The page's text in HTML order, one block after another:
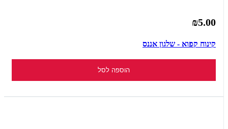
₪5.00
קינוח קפוא - שלגון אננס
הוספה לסל